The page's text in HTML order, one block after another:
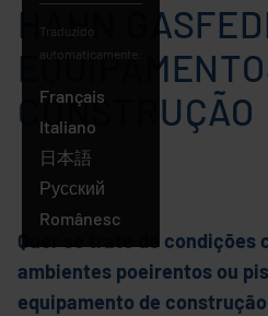
Traduzido
automaticamente:
Français
Italiano
日本語
Português
Русский
Românesc
HAHN
CONSTRUÇÃO
Quer se trate de
ambientes poeirentos ou
equipamento de